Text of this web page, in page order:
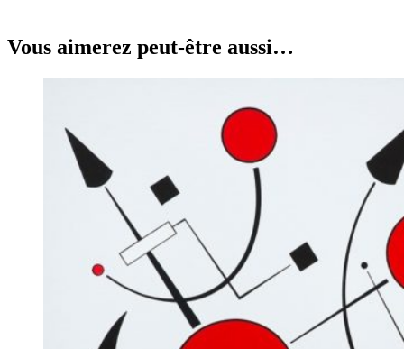
Vous aimerez peut-être aussi…